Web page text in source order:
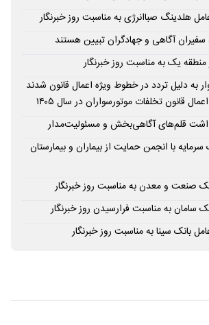
هلدینگ صباانرژی به مناسبت روز خبرنگار
سفیران آگاهی و جهادگران تبیین هستند
یک به مناسبت روز خبرنگار
به دلیل تردد در خطوط ویژه اعمال قانون شدند
قلم‌های آگاهی‌بخش و مسئولیت‌مدار
سرمایه با انجمن حمایت از بیماران و بیمارستان
صنعت و معدن به مناسبت روز خبرنگار
سامان به مناسبت فرارسیدن روز خبرنگار
بانک سینا به مناسبت روز خبرنگار